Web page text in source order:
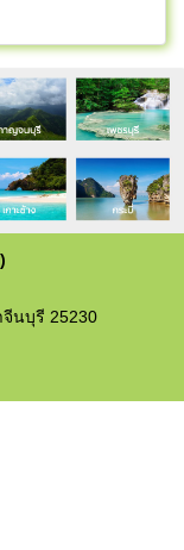
นบุรี 25230